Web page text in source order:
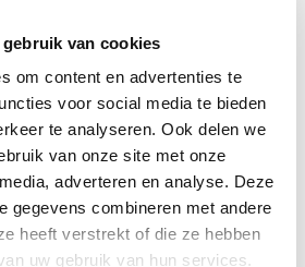
van cookies
om content en advertenties te
voor social media te bieden
te analyseren. Ook delen we
van onze site met onze
adverteren en analyse. Deze
gegevens combineren met andere
heeft verstrekt of die ze hebben
uw gebruik van hun services.
Masters Artistiek; NK’s
8-ball
NK 10-ball
de exclusieve lakenpartner van de